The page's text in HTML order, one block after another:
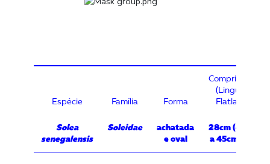
Espécie Família Forma
Comprimento
(Linguado
Flatlantic)
Solea
senegalensis
Soleidae
achatada
e oval
28cm (400g)
a 45cm (1kg)